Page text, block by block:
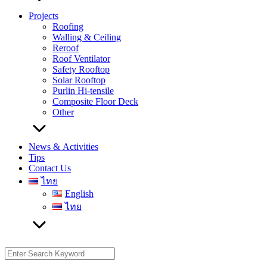
Projects
Roofing
Walling & Ceiling
Reroof
Roof Ventilator
Safety Rooftop
Solar Rooftop
Purlin Hi-tensile
Composite Floor Deck
Other
News & Activities
Tips
Contact Us
ไทย
English
ไทย
Search
for: